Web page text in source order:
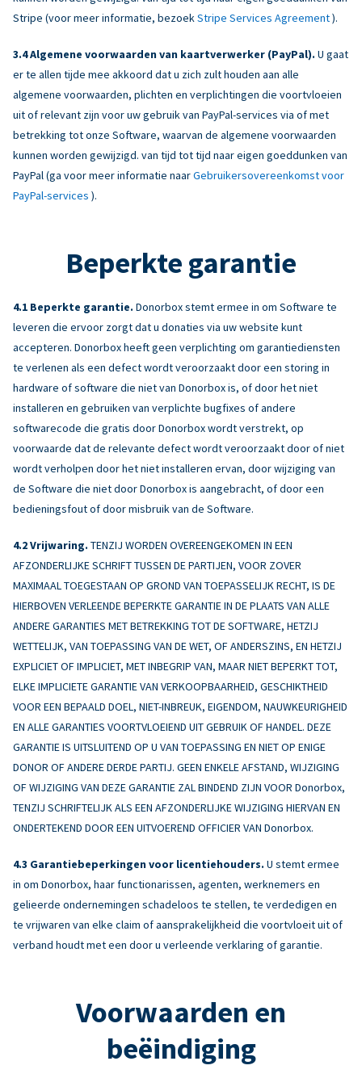
Stripe (voor meer informatie, bezoek Stripe Services Agreement).
Algemene voorwaarden van kaartverwerker (PayPal). U gaat
er te allen tijde mee akkoord dat u zich zult houden aan alle
algemene voorwaarden, plichten en verplichtingen die voortvloeien
uit of relevant zijn voor uw gebruik van PayPal-services via of met
betrekking tot onze Software, waarvan de algemene voorwaarden
kunnen worden gewijzigd. van tijd tot tijd naar eigen goeddunken van
PayPal (ga voor meer informatie naarGebruikersovereenkomst voor
PayPal-services ).
Beperkte garantie
Beperkte garantie. Donorbox stemt ermee in om Software te
leveren die ervoor zorgt dat u donaties via uw website kunt
accepteren. Donorbox heeft geen verplichting om garantiediensten
te verlenen als een defect wordt veroorzaakt door een storing in
hardware of software die niet van Donorbox is, of door het niet
installeren en gebruiken van verplichte bugfixes of andere
softwarecode die gratis door Donorbox wordt verstrekt, op
voorwaarde dat de relevante defect wordt veroorzaakt door of niet
wordt verholpen door het niet installeren ervan, door wijziging van
de Software die niet door Donorbox is aangebracht, of door een
bedieningsfout of door misbruik van de Software.
Vrijwaring. TENZIJ WORDEN OVEREENGEKOMEN IN EEN
AFZONDERLIJKE SCHRIFT TUSSEN DE PARTIJEN, VOOR ZOVER
MAXIMAAL TOEGESTAAN OP GROND VAN TOEPASSELIJK RECHT, IS DE
HIERBOVEN VERLEENDE BEPERKTE GARANTIE IN DE PLAATS VAN ALLE
ANDERE GARANTIES MET BETREKKING TOT DE SOFTWARE, HETZIJ
WETTELIJK, VAN TOEPASSING VAN DE WET, OF ANDERSZINS, EN HETZIJ
EXPLICIET OF IMPLICIET, MET INBEGRIP VAN, MAAR NIET BEPERKT TOT,
ELKE IMPLICIETE GARANTIE VAN VERKOOPBAARHEID, GESCHIKTHEID
VOOR EEN BEPAALD DOEL, NIET-INBREUK, EIGENDOM, NAUWKEURIGHEID
EN ALLE GARANTIES VOORTVLOEIEND UIT GEBRUIK OF HANDEL. DEZE
GARANTIE IS UITSLUITEND OP U VAN TOEPASSING EN NIET OP ENIGE
DONOR OF ANDERE DERDE PARTIJ. GEEN ENKELE AFSTAND, WIJZIGING
OF WIJZIGING VAN DEZE GARANTIE ZAL BINDEND ZIJN VOOR Donorbox,
TENZIJ SCHRIFTELIJK ALS EEN AFZONDERLIJKE WIJZIGING HIERVAN EN
ONDERTEKEND DOOR EEN UITVOEREND OFFICIER VAN Donorbox.
Garantiebeperkingen voor licentiehouders. U stemt ermee
in om Donorbox, haar functionarissen, agenten, werknemers en
gelieerde ondernemingen schadeloos te stellen, te verdedigen en
te vrijwaren van elke claim of aansprakelijkheid die voortvloeit uit of
verband houdt met een door u verleende verklaring of garantie.
Voorwaarden en
beëindiging